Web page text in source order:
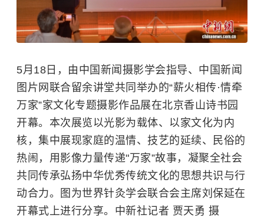
5月18日，由中国新闻摄影学会指导、中国新闻
图片网联合留余讲堂共同举办的“薪火相传·情牵
万家”家文化专题摄影作品展在北京香山诗书园
开幕。本次展览以光影为载体、以家文化为内
核，集中展现家庭的温情、技艺的延续、民俗的
热闹，用影像力量传递"万家”故事，凝聚全社会
共同传承弘扬中华优秀传统文化的思想共识与行
动合力。图为世界针灸学会联合会主席刘保延在
开幕式上进行分享。中新社记者 贾天勇 摄